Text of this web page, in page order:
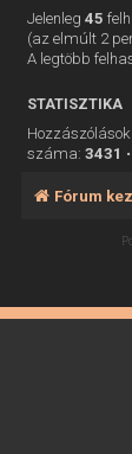
Jelenleg 45
(az elmúlt 2
A legtöbb
STATISZTIKA
száma: 3431
Fórum